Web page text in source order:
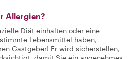
Allergien?
Diät einhalten oder eine
Lebensmittel haben,
Gastgeber! Er wird sicherstellen,